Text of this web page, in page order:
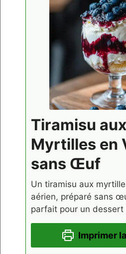
Tiramisu aux
Myrtilles en
sans Œuf
Un tiramisu aux
aérien, préparé sans
parfait pour un dessert
Imprimer